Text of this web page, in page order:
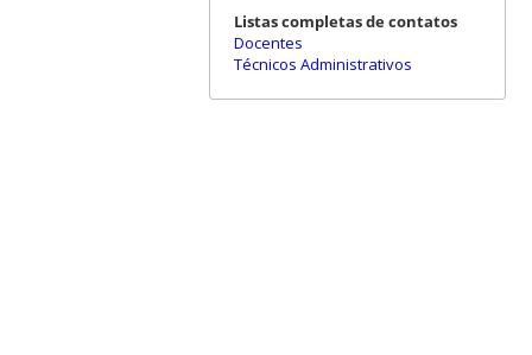
Listas completas de contatos
Docentes
Técnicos Administrativos